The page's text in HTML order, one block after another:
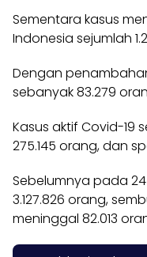
Sementara kasus
Indonesia sejumlah
Dengan
sebanyak 83.279
Kasus aktif Covid-19
275.145 orang, dan
Sebelumnya pada
3.127.826 orang,
meninggal 82.013